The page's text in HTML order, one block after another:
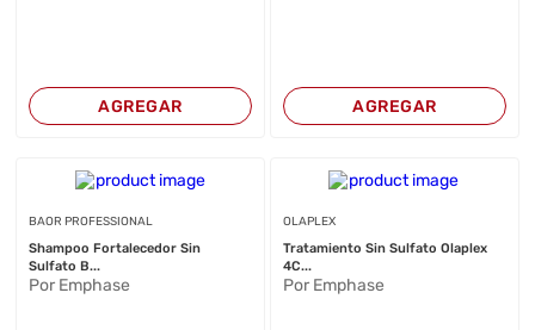
AGREGAR AGREGAR
BAOR PROFESSIONAL
Shampoo Fortalecedor Sin
Sulfato B...
Por Emphase
OLAPLEX
Tratamiento Sin Sulfato Olaplex
4C...
Por Emphase